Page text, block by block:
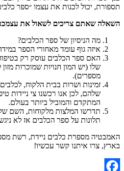
יכול לכנות את עצמו ״ספר כלבים״.
שאתם צריכים לשאול את עצמכם היא:
מה הניסיון של ספר הכלבים?
איזה גוף עומד מאחורי הספר במידה
האם ספר הכלבים עוסק רק בטיפוח
שלו (יש המון חנויות שמוכרות מזון
מספרים).
זמינות ושרות בבית הלקוח, לכלבים נוח
שלהם, לכן אנו רכשנו צי ניידות טיפול
המתקדם והמוביל ביותר בעולם.
תדרשו המלצות מלקוחות, השם של העסק
תלונות על ספר הכלבים אז לא ניגש
מספרת כלבים ניידת, רשת מספרת
צרו איתנו קשר עכשיו!